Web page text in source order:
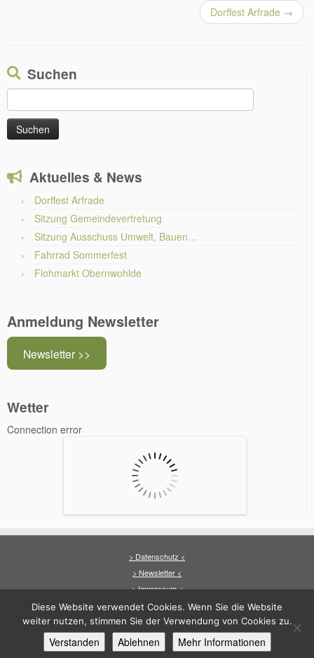
Dorffest Arfrade →
Suchen
nach:
Aktuelles & News
Dorffest Arfrade
Sitzung Gemeindevertretung
Sitzung Ausschuss Umwelt, Bauen…
Fahrrad Sommerfest
Flohmarkt Obernwohlde
Anmeldung Newsletter
Newsletter >>
Wetter
Connection error
> Datenschutz <
> Newsletter <
> Impressum <
·© 2026Arfrade ··Entworfen mit demCustomizr-Theme·
Diese Website verwendet Cookies. Wenn Sie die Website
weiter nutzen, stimmen Sie der Verwendung von Cookies zu.
Verstanden Ablehnen Mehr Informationen